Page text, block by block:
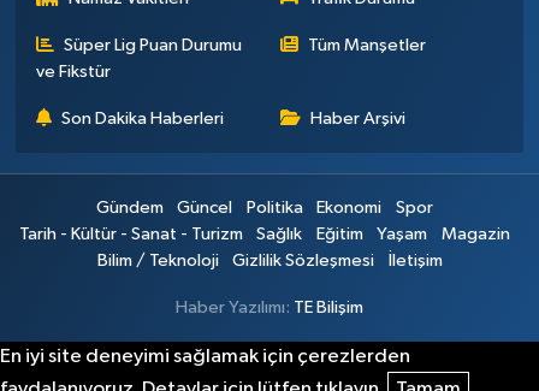
Süper Lig Puan Durumu
ve Fikstür
Tüm Manşetler
Son Dakika Haberleri Haber Arşivi
Gündem Güncel Politika Ekonomi
Spor
Tarih - Kültür - Sanat - Turizm
Sağlık Eğitim Yaşam
Magazin
Bilim / Teknoloji
Gizlilik Sözleşmesi İletişim
Haber Yazılımı: TE Bilişim
En iyi site deneyimi sağlamak için çerezlerden